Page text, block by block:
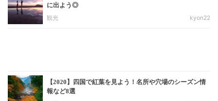
に出よう◎
観光
kyon22
【2020】四国で紅葉を見よう！名所や穴場のシーズン情
報など8選